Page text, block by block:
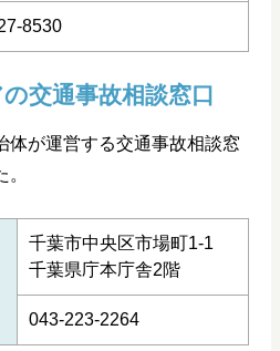
8530
交通事故相談窓口
体が運営する交通事故相談窓
千葉市中央区市場町1-1
千葉県庁本庁舎2階
043-223-2264